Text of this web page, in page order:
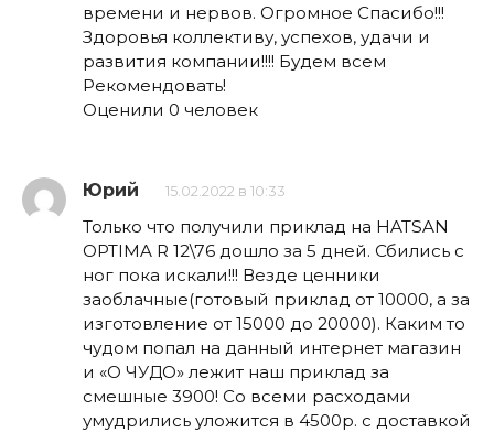
времени и нервов. Огромное Спасибо!!!
Здоровья коллективу, успехов, удачи и
развития компании!!!! Будем всем
Рекомендовать!
Оценили 0 человек
Юрий 15.02.2022 в 10:33
Только что получили приклад на HATSAN
OPTIMA R 12\76 дошло за 5 дней. Сбились с
ног пока искали!!! Везде ценники
заоблачные(готовый приклад от 10000, а за
изготовление от 15000 до 20000). Каким то
чудом попал на данный интернет магазин
и «О ЧУДО» лежит наш приклад за
смешные 3900! Со всеми расходами
умудрились уложится в 4500р. с доставкой